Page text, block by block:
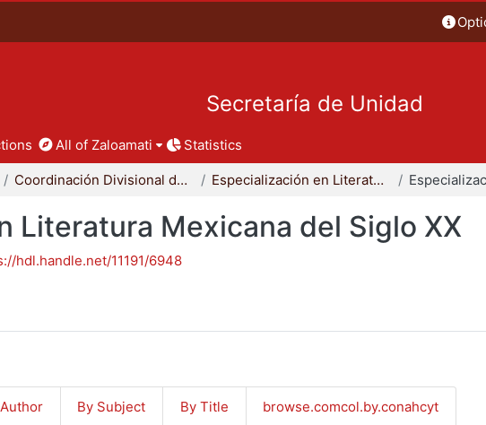
Secretaría de Unidad
All of Zaloamati Statistics
Coordinación Divisional de Posgrado Especialización en Literatura Mexicana del Siglo XX
Literatura Mexicana del Siglo XX
hdl.handle.net/11191/6948
By Subject By Title browse.comcol.by.conahcyt